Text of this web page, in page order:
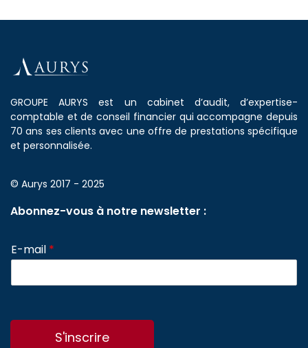
GROUPE AURYS est un cabinet d’audit, d’expertise-
comptable et de conseil financier qui accompagne depuis
70 ans ses clients avec une offre de prestations spécifique
et personnalisée.
© Aurys 2017 - 2025
Abonnez-vous à notre newsletter :
E-mail *
S'inscrire